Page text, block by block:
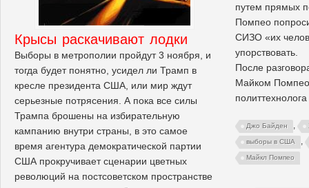
путем прямых
Помпео
СИЗО «их
упорствовать.
После
Майком
Джо Байден ,
выборы в США ,
Майкл Помпео
Крысы раскачивают лодки
Выборы в метрополии пройдут 3 ноября, и
тогда будет понятно, усидел ли Трамп в
кресле президента США, или мир ждут
серьезные потрясения. А пока все силы
Трампа брошены на избирательную
кампанию внутри страны, в это самое
время агентура демократической партии
США прокручивает сценарии цветных
революций на постсоветском пространстве